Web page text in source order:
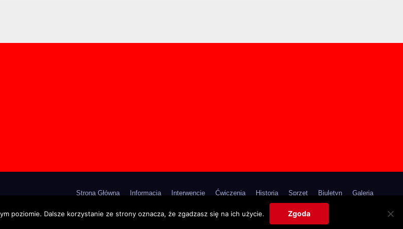
Strona Główna Informacja Interwencje Ćwiczenia Historia Sprzęt Biuletyn Galeria
poziomie. Dalsze korzystanie ze strony oznacza, że zgadzasz się na ich użycie. Zgoda